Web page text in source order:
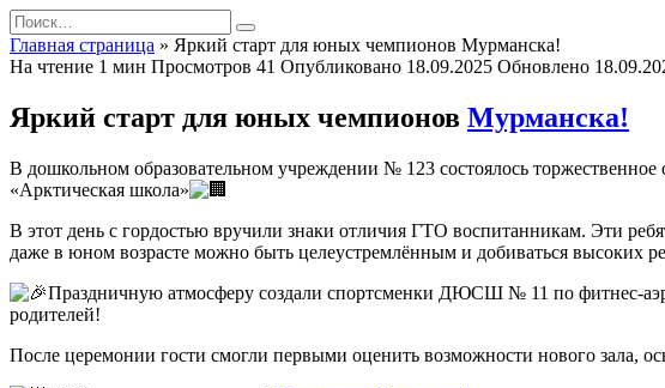
Перейти
к
содержанию
Search
for:
Главная страница » Яркий старт для юных чемпионов Мурманска!
На чтение 1 мин Просмотров 41 Опубликовано 18.09.2025 Обновлено
Яркий старт для юных чемпионов Мурманска!
В дошкольном образовательном учреждении № 123 состоялось
«Арктическая школа»
В этот день с гордостью вручили знаки отличия ГТО воспитанникам. Эти
даже в юном возрасте можно быть целеустремлённым и добиваться высоких
Праздничную атмосферу создали спортсменки ДЮСШ № 11 по фитнес-
родителей!
После церемонии гости смогли первыми оценить возможности нового зала,